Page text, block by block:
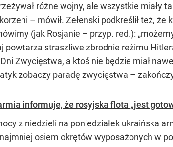
różne wojny, ale wszystkie miały
– mówił. Zełenski podkreślił też,
(jak Rosjanie – przyp. red.):
powtarza straszliwe zbrodnie reżimu
Zwycięstwa, a ktoś nie będzie miał
zobaczy paradę zwycięstwa –
informuje, że rosyjska flota „jest
z niedzieli na poniedziałek ukraińska
osiem okrętów wyposażonych w